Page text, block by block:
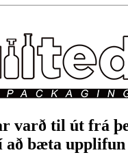
til út frá
að bæta upplifun